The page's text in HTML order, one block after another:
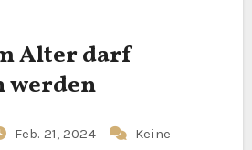
Alter darf
werden
Feb. 21, 2024
Keine